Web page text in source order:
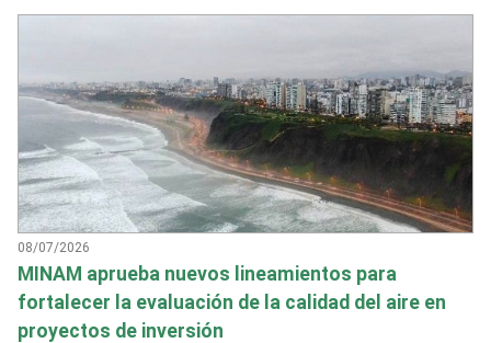
08/07/2026
MINAM aprueba nuevos lineamientos para
fortalecer la evaluación de la calidad del aire en
proyectos de inversión